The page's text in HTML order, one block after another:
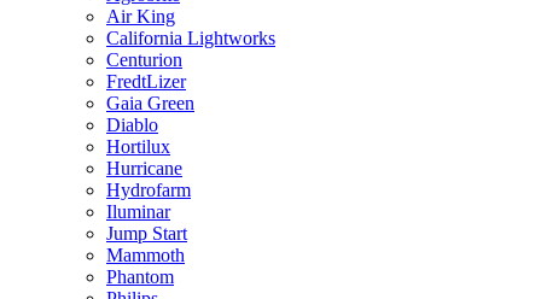
Air King
California Lightworks
Centurion
FredtLizer
Gaia Green
Diablo
Hortilux
Hurricane
Hydrofarm
Iluminar
Jump Start
Mammoth
Phantom